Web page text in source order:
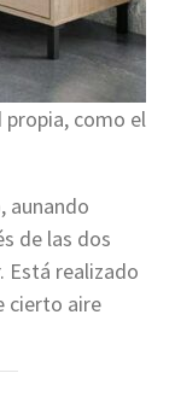
propia, como el
aunando
de las dos
Está realizado
cierto aire